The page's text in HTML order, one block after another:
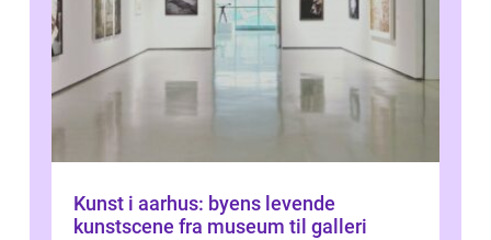
Kunst i aarhus: byens levende
kunstscene fra museum til galleri